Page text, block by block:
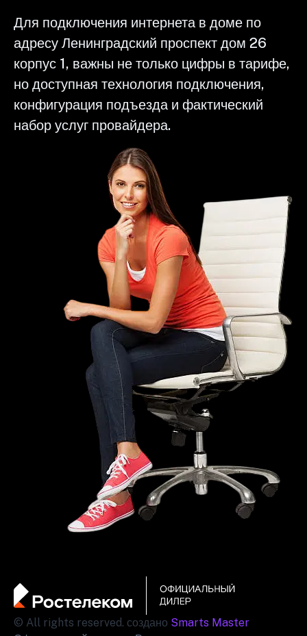
Для подключения интернета в доме по
адресу Ленинградский проспект дом 26
корпус 1, важны не только цифры в тарифе,
но доступная технология подключения,
конфигурация подъезда и фактический
набор услуг провайдера.
© All rights reserved. создано Smarts Master